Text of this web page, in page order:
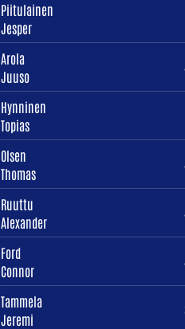
Piitulainen
Jesper
Arola
Juuso
Hynninen
Topias
Olsen
Thomas
Ruuttu
Alexander
Ford
Connor
Tammela
Jeremi